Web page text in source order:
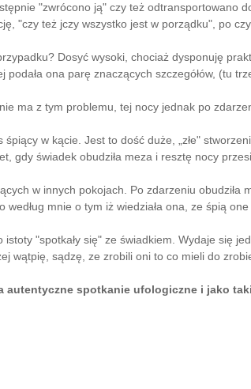
"zwrócono ją" czy też
"czy też jczy wszystko jest w porządku", po
Dosyć wysoki, chociaż dysponuję
ona parę znaczących szczegółów, (tu
ma z tym problemu, tej nocy jednak po
śpiący w kącie. Jest to dość duże, „złe"
gdy świadek obudziła meza i resztę nocy
w innych pokojach. Po zdarzeniu
mnie o tym iż wiedziała ona, ze śpią
"spotkały się" ze świadkiem. Wydaje się
wątpię, sądzę, ze zrobili oni to co mieli do
autentyczne spotkanie ufologiczne i jako